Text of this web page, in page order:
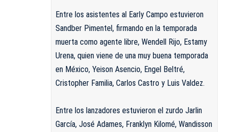
Entre los asistentes al Early Campo estuvieron
Sandber Pimentel, firmando en la temporada
muerta como agente libre, Wendell Rijo, Estamy
Urena, quien viene de una muy buena temporada
en México, Yeison Asencio, Engel Beltré,
Cristopher Familia, Carlos Castro y Luis Valdez.
Entre los lanzadores estuvieron el zurdo Jarlin
García, José Adames, Franklyn Kilomé, Wandisson